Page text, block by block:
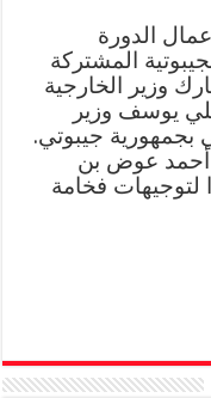
الدورة
المشتركة
وزير الخارجية
يوسف وزير
بجمهورية جيبوتي.
أحمد عوض بن
لتوجيهات فخامة